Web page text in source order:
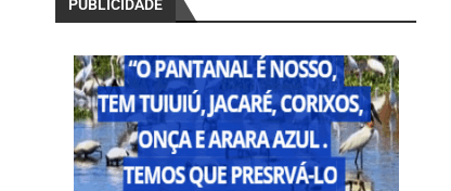
PUBLICIDADE